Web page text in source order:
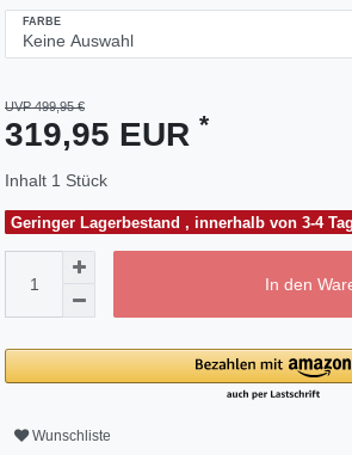
FARBE
UVP 499,95 €
319,95 EUR *
Inhalt 1 Stück
Geringer Lagerbestand , innerhalb von 3-4
In den
Wunschliste